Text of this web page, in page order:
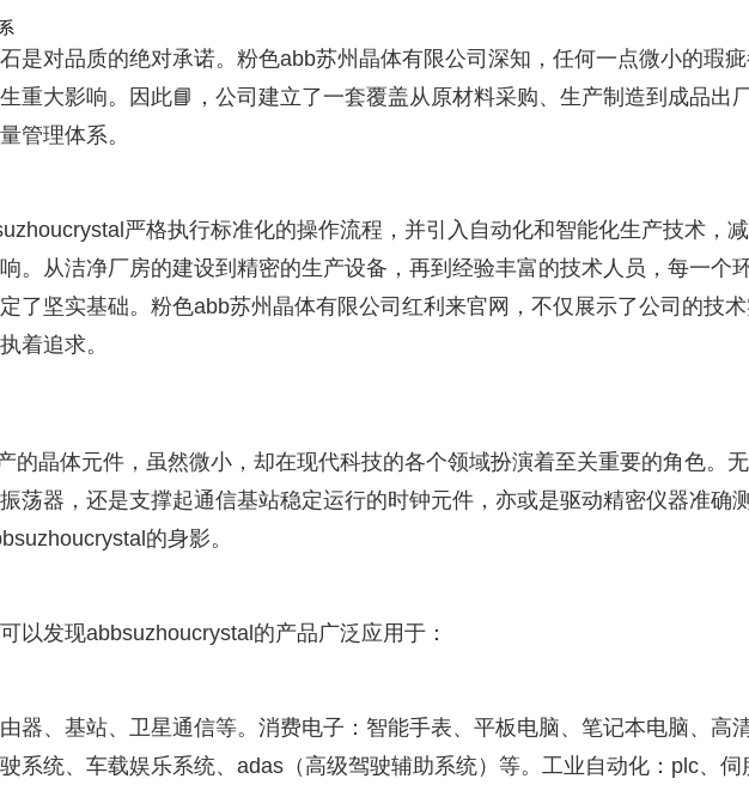
是对品质的绝对承诺。粉色abb苏州晶体有限公司深知，任何一点微小的瑕
重大影响。因此📘，公司建立了一套覆盖从原材料采购、生产制造到成品出
管理体系。
严格执行标准化的操作流程，并引入自动化和智能化生产技术，
。从洁净厂房的建设到精密的生产设备，再到经验丰富的技术人员，每一个
了坚实基础。粉色abb苏州晶体有限公司红利来官网，不仅展示了公司的技
着追求。
的晶体元件，虽然微小，却在现代科技的各个领域扮演着至关重要的角色。
荡器，还是支撑起通信基站稳定运行的时钟元件，亦或是驱动精密仪器准确
的身影。
以发现abbsuzhoucrystal的产品广泛应用于：
器、基站、卫星通信等。消费电子：智能手表、平板电脑、笔记本电脑、高
系统、车载娱乐系统、adas（高级驾驶辅助系统）等。工业自动化：plc、伺